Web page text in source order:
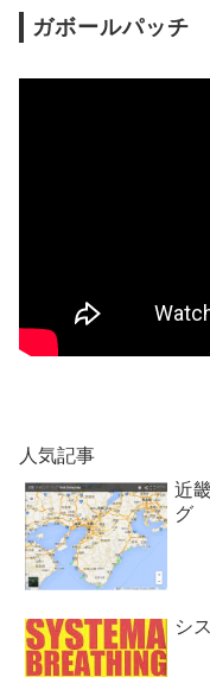
ガボールパッ
人気記事
近
グ
シ